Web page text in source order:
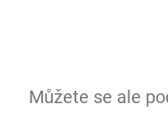
Můžete se ale